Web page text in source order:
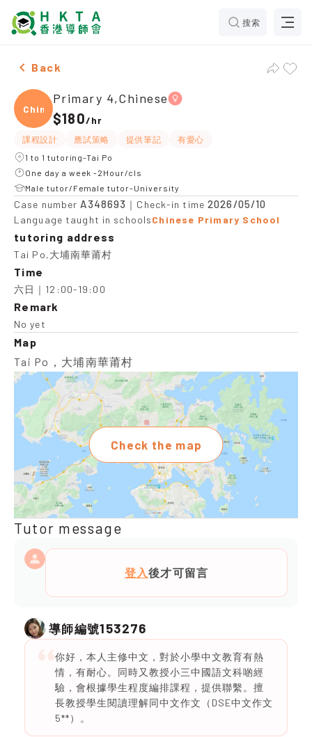
搜索
Female Primary 4,Chinese，Tai Po Tuition
Back
Chine
Primary 4,Chinese
$180/hr
課程設計 應試策略 提供筆記
有愛心
1 to 1 tutoring-Tai Po
One day a week -2Hour/cls
Male tutor/Female tutor-University
Case number A348693 ｜Check-in time2026/05/10
Language taught in schoolsChinese Primary School
tutoring address
Tai Po,大埔南華莆村
Time
六日｜12:00-19:00
Remark
No yet
Map
Tai Po，大埔南華莆村
Check the map
Tutor message
登入後才可留言
導師編號153276
你好，本人主修中文，對於小學中文教育有熱
情，有耐心。同時又教授小三中國語文科啲經
驗，會根據學生程度編排課程，提供聯繫。擅
長教授學生閱讀理解同中文作文（DSE中文作文
5**）。